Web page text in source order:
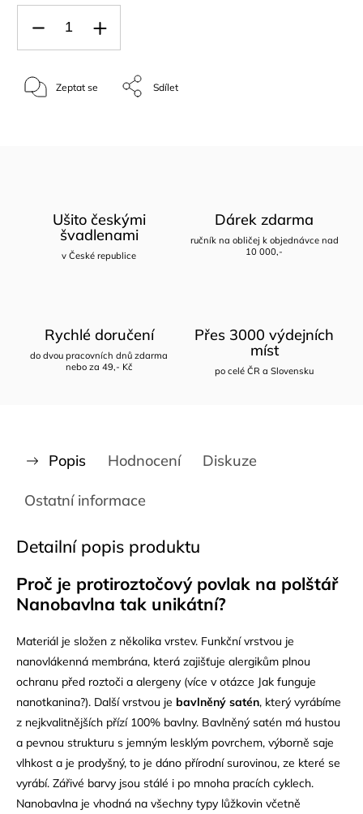
Zeptat se Sdílet
Ušito českými
švadlenami
v České republice
Dárek zdarma
ručník na obličej k objednávce nad
10 000,-
Rychlé doručení
do dvou pracovních dnů zdarma
nebo za 49,- Kč
Přes 3000 výdejních
míst
po celé ČR a Slovensku
Popis Hodnocení Diskuze
Ostatní informace
Detailní popis produktu
Proč je protiroztočovýpovlak na polštář
Nanobavlna tak unikátní?
Materiál je složen z několika vrstev. Funkční vrstvou je
nanovlákenná membrána, která zajišťuje alergikům plnou
ochranu před roztoči a alergeny (více v otázce Jak funguje
nanotkanina?). Další vrstvou je bavlněný satén, který vyrábíme
z nejkvalitnějších přízí 100% bavlny. Bavlněný satén má hustou
a pevnou strukturu s jemným lesklým povrchem, výborně saje
vlhkost a je prodyšný, to je dáno přírodní surovinou, ze které se
vyrábí. Zářivé barvy jsou stálé i po mnoha pracích cyklech.
Nanobavlna je vhodná na všechny typy lůžkovin včetně